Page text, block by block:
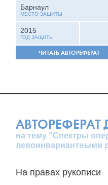
Барнаул
МЕСТО ЗАЩИТЫ
2015
ГОД ЗАЩИТЫ
ЧИТАТЬ АВТОРЕФЕРАТ
АВТОРЕФЕРАТ
на тему "Спектры
левоинвариантными
На правах рукописи